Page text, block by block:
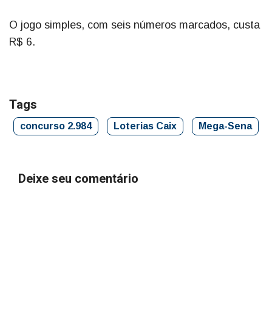
O jogo simples, com seis números marcados, custa
R$ 6.
Tags
concurso 2.984 Loterias Caix Mega-Sena
Deixe seu comentário